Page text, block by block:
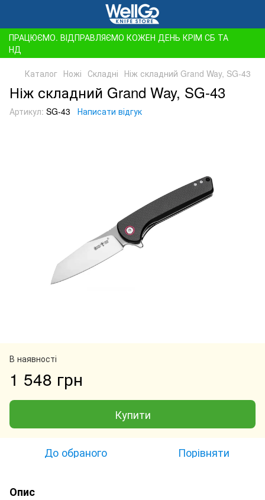
ПРАЦЮЄМО. ВІДПРАВЛЯЄМО КОЖЕН ДЕНЬ КРІМ СБ ТА
НД
Каталог Ножі Складні Ніж складний Grand Way, SG-43
Ніж складний Grand Way, SG-43
Артикул: SG-43 Написати відгук
В наявності
1 548 грн
Купити
До обраного Порівняти
Опис